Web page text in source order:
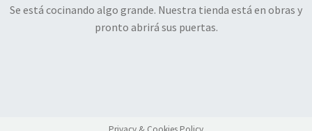
Se está cocinando algo grande. Nuestra tienda está en obras y
pronto abrirá sus puertas.